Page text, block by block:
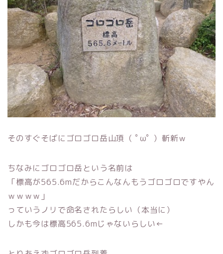
そのすぐそばにゴロゴロ岳山頂（ ﾟωﾟ ）斬新ｗ
ちなみにゴロゴロ岳という名前は
「標高が565.6mだからこんなんもうゴロゴロですやん
ｗｗｗｗ」
っていうノリで命名されたらしい（本当に）
しかも今は標高565.6mじゃないらしい←